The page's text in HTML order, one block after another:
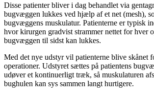
Disse patienter bliver i dag behandlet via
bugvæggen lukkes ved hjælp af et net (mesh),
bugvæggens muskulatur. Patienterne er typisk
hvor kirurgen gradvist strammer nettet for hver
bugvæggen til sidst kan lukkes.
Med det nye udstyr vil patienterne blive skånet
operationer. Udstyret sættes på patientens
udøver et kontinuerligt træk, så muskulaturen
bughulen kan sys sammen langt hurtigere.